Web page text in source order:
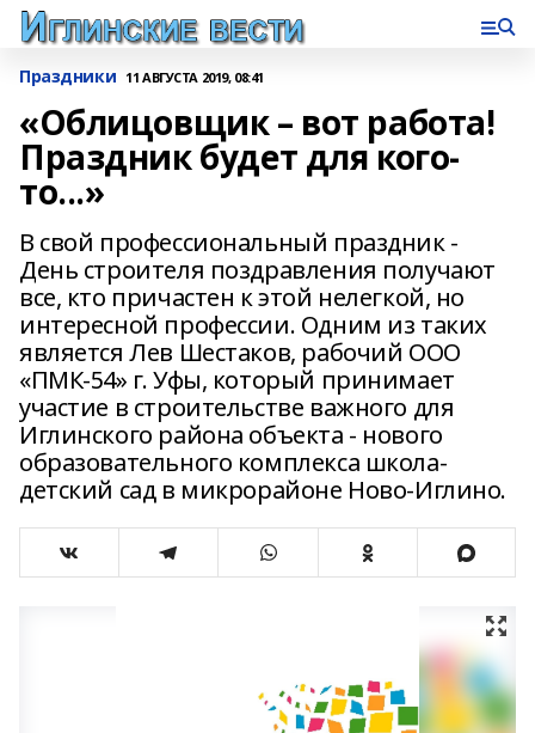
Праздники 11 АВГУСТА 2019, 08:41
«Облицовщик – вот работа!
Праздник будет для кого-
то...»
В свой профессиональный праздник -
День строителя поздравления получают
все, кто причастен к этой нелегкой, но
интересной профессии. Одним из таких
является Лев Шестаков, рабочий ООО
«ПМК-54» г. Уфы, который принимает
участие в строительстве важного для
Иглинского района объекта - нового
образовательного комплекса школа-
детский сад в микрорайоне Ново-Иглино.